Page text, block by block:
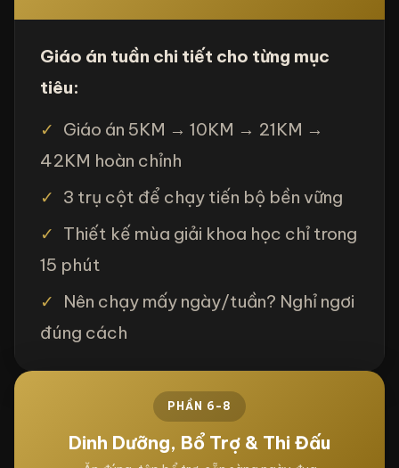
Giáo án tuần chi tiết cho từng mục
tiêu:
✓ Giáo án 5KM → 10KM → 21KM →
42KM hoàn chỉnh
✓ 3 trụ cột để chạy tiến bộ bền vững
✓ Thiết kế mùa giải khoa học chỉ trong
15 phút
✓
Nên chạy mấy ngày/tuần? Nghỉ ngơi
đúng cách
PHẦN 6-8
Dinh Dưỡng, Bổ Trợ & Thi Đấu